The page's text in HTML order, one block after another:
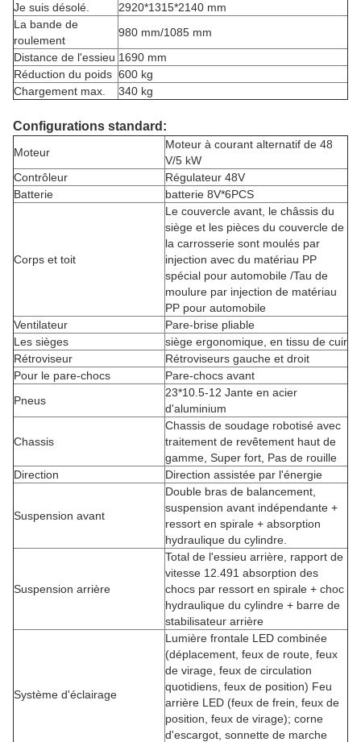
Je suis désolé.
2920*1315*2140 mm
La bande de
roulement
980 mm/1085 mm
Distance de l'essieu 1690 mm
Réduction du poids 600 kg
Chargement max.
340 kg
Configurations standard:
Moteur
Moteur à courant alternatif de 48
V/5 kW
Contrôleur
Régulateur 48V
Batterie
batterie 8V*6PCS
Corps et toit
Le couvercle avant, le châssis du
siège et les pièces du couvercle de
la carrosserie sont moulés par
injection avec du matériau PP
spécial pour automobile /Tau de
moulure par injection de matériau
PP pour automobile
Ventilateur
Pare-brise pliable
Les sièges
siège ergonomique, en tissu de cuir
Rétroviseur
Rétroviseurs gauche et droit
Pour le pare-chocs
Pare-chocs avant
Pneus
23*10.5-12 Jante en acier
d'aluminium
Chassis
Chassis de soudage robotisé avec
traitement de revêtement haut de
gamme, Super fort, Pas de rouille
Direction
Direction assistée par l'énergie
Suspension avant
Double bras de balancement,
suspension avant indépendante +
ressort en spirale + absorption
hydraulique du cylindre.
Suspension arrière
Total de l'essieu arrière, rapport de
vitesse 12.491 absorption des
chocs par ressort en spirale + choc
hydraulique du cylindre + barre de
stabilisateur arrière
Système d'éclairage
Lumière frontale LED combinée
(déplacement, feux de route, feux
de virage, feux de circulation
quotidiens, feux de position) Feu
arrière LED (feux de frein, feux de
position, feux de virage); corne
d'escargot, sonnette de marche